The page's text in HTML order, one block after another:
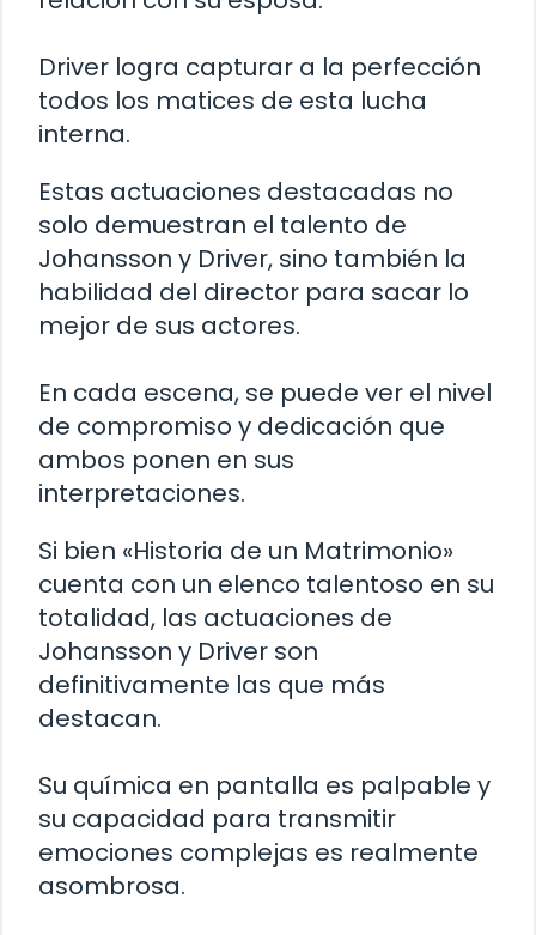
Driver logra capturar a la perfección
todos los matices de esta lucha
interna.
Estas actuaciones destacadas no
solo demuestran el talento de
Johansson y Driver, sino también la
habilidad del director para sacar lo
mejor de sus actores.
En cada escena, se puede ver el nivel
de compromiso y dedicación que
ambos ponen en sus
interpretaciones.
Si bien «Historia de un Matrimonio»
cuenta con un elenco talentoso en su
totalidad, las actuaciones de
Johansson y Driver son
definitivamente las que más
destacan.
Su química en pantalla es palpable y
su capacidad para transmitir
emociones complejas es realmente
asombrosa.